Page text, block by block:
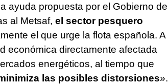
ayuda propuesta por el Gobierno de
al Metsaf, el sector pesquero
el que urge la flota española. A
económica directamente afectada
energéticos, al tiempo que
las posibles distorsiones».